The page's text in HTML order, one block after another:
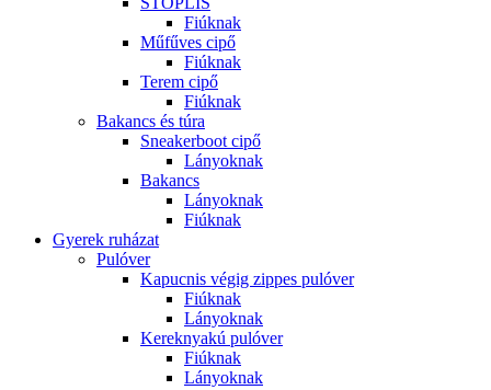
Fiúknak
Műfűves cipő
Fiúknak
Terem cipő
Fiúknak
Bakancs és túra
Sneakerboot cipő
Lányoknak
Bakancs
Lányoknak
Fiúknak
Gyerek ruházat
Pulóver
Kapucnis végig zippes pulóver
Fiúknak
Lányoknak
Kereknyakú pulóver
Fiúknak
Lányoknak